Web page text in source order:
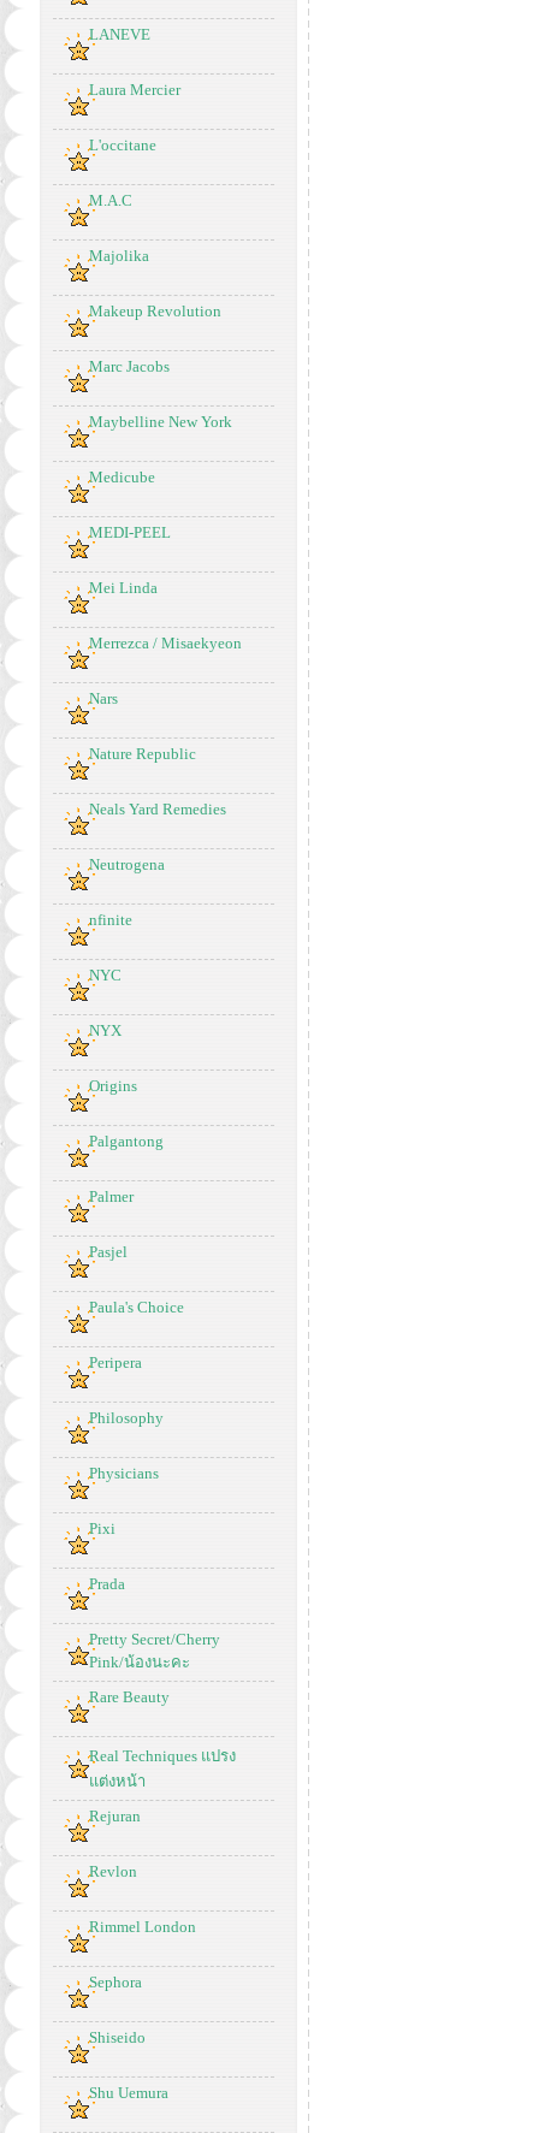
LANEVE
Laura Mercier
L'occitane
M.A.C
Majolika
Makeup Revolution
Marc Jacobs
Maybelline New York
Medicube
MEDI-PEEL
Mei Linda
Merrezca / Misaekyeon
Nars
Nature Republic
Neals Yard Remedies
Neutrogena
nfinite
NYC
NYX
Origins
Palgantong
Palmer
Pasjel
Paula's Choice
Peripera
Philosophy
Physicians
Pixi
Prada
Pretty Secret/Cherry
Pink/น้องนะคะ
Rare Beauty
Real Techniques แปรง
แต่งหน้า
Rejuran
Revlon
Rimmel London
Sephora
Shiseido
Shu Uemura